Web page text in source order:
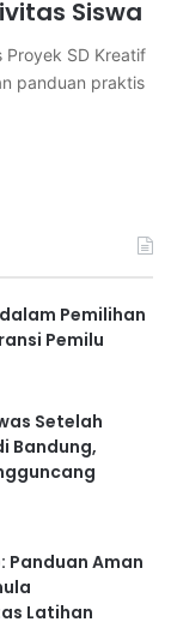
Siswa
Proyek SD Kreatif
panduan praktis
Pemilihan
Pemilu
Setelah
Bandung,
Panduan Aman
Latihan